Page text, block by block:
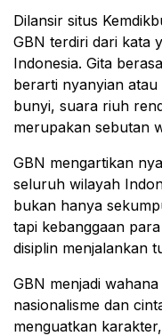
Dilansir situs
GBN terdiri dari kata
Indonesia. Gita
berarti nyanyian atau
bunyi, suara riuh
merupakan sebutan
GBN mengartikan
seluruh wilayah
bukan hanya
tapi kebanggaan
disiplin menjalankan
GBN menjadi
nasionalisme dan
menguatkan